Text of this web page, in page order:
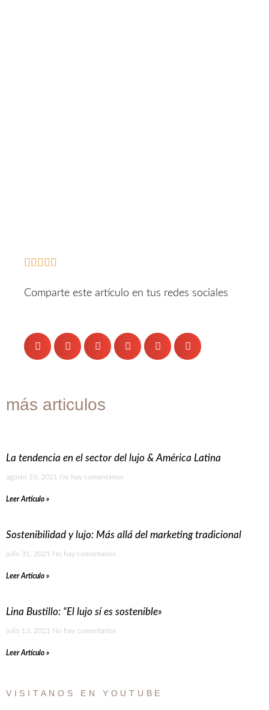

Comparte este artículo en tus redes sociales
más articulos
La tendencia en el sector del lujo & América Latina
agosto 10, 2021 No hay comentarios
Leer Artículo »
Sostenibilidad y lujo: Más allá del marketing tradicional
julio 31, 2021 No hay comentarios
Leer Artículo »
Lina Bustillo: “El lujo sí es sostenible»
julio 13, 2021 No hay comentarios
Leer Artículo »
VISITANOS EN YOUTUBE